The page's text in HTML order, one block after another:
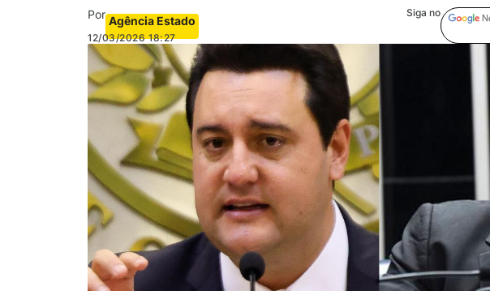
Por Agência Estado
12/03/2026 18:27
Siga no